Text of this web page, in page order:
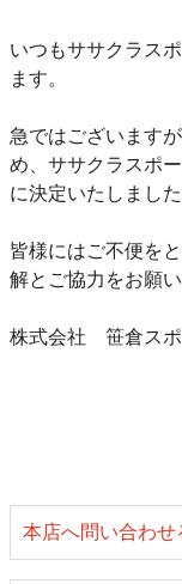
いつもササクラス
ます。
急ではございます
め、ササクラスポ
に決定いたしました
皆様にはご不便を
解とご協力をお願い
株式会社 笹倉スポ
本店へ問い合わせ